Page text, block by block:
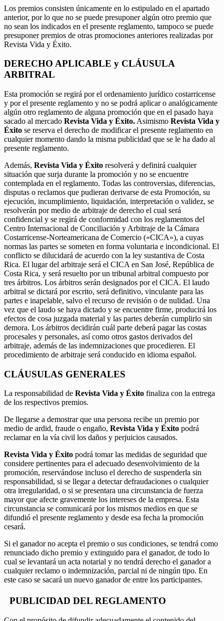
Los premios consisten únicamente en lo estipulado en el apartado
anterior, por lo que no se puede presuponer algún otro premio que
no sean los indicados en el presente reglamento, tampoco se puede
presuponer premios de otras promociones anteriores realizadas por
Revista Vida y Éxito.
DERECHO APLICABLE y CLÁUSULA
ARBITRAL
Esta promoción se regirá por el ordenamiento jurídico costarricense
y por el presente reglamento y no se podrá aplicar o analógicamente
algún otro reglamento de alguna promoción que en el pasado haya
sacado al mercado Revista Vida y Éxito. Asimismo Revista Vida y
Éxito se reserva el derecho de modificar el presente reglamento en
cualquier momento dando la misma publicidad que se le ha dado al
presente reglamento.
Además, Revista Vida y Éxito resolverá y definirá cualquier
situación que surja durante la promoción y no se encuentre
contemplada en el reglamento. Todas las controversias, diferencias,
disputas o reclamos que pudieran derivarse de esta Promoción, su
ejecución, incumplimiento, liquidación, interpretación o validez, se
resolverán por medio de arbitraje de derecho el cual será
confidencial y se regirá de conformidad con los reglamentos del
Centro Internacional de Conciliación y Arbitraje de la Cámara
Costarricense-Norteamericana de Comercio («CICA»), a cuyas
normas las partes se someten en forma voluntaria e incondicional. El
conflicto se dilucidará de acuerdo con la ley sustantiva de Costa
Rica. El lugar del arbitraje será el CICA en San José, República de
Costa Rica, y será resuelto por un tribunal arbitral compuesto por
tres árbitros. Los árbitros serán designados por el CICA. El laudo
arbitral se dictará por escrito, será definitivo, vinculante para las
partes e inapelable, salvo el recurso de revisión o de nulidad. Una
vez que el laudo se haya dictado y se encuentre firme, producirá los
efectos de cosa juzgada material y las partes deberán cumplirlo sin
demora. Los árbitros decidirán cuál parte deberá pagar las costas
procesales y personales, así como otros gastos derivados del
arbitraje, además de las indemnizaciones que procedieren. El
procedimiento de arbitraje será conducido en idioma español.
CLÁUSULAS GENERALES
La responsabilidad de Revista Vida y Éxito finaliza con la entrega
de los respectivos premios.
De llegarse a demostrar que una persona recibe un premio por
medio de ardid, fraude o engaño, Revista Vida y Éxito podrá
reclamar en la vía civil los daños y perjuicios causados.
Revista Vida y Éxito podrá tomar las medidas de seguridad que
considere pertinentes para el adecuado desenvolvimiento de la
promoción, reservándose incluso el derecho de suspenderla sin
responsabilidad, si se llegar a detectar defraudaciones o cualquier
otra irregularidad, o si se presentara una circunstancia de fuerza
mayor que afecte gravemente los intereses de la empresa. Esta
circunstancia se comunicará por los mismos medios en que se
difundió el presente reglamento y desde esa fecha la promoción
cesará.
Si el ganador no acepta el premio o sus condiciones, se tendrá como
renunciado dicho premio y extinguido para el ganador, de todo lo
cual se levantará un acta notarial y no tendrá derecho el ganador a
cualquier reclamo o indemnización, parcial ni de ningún tipo. En
este caso se sacará un nuevo ganador de entre los participantes.
PUBLICIDAD DEL REGLAMENTO